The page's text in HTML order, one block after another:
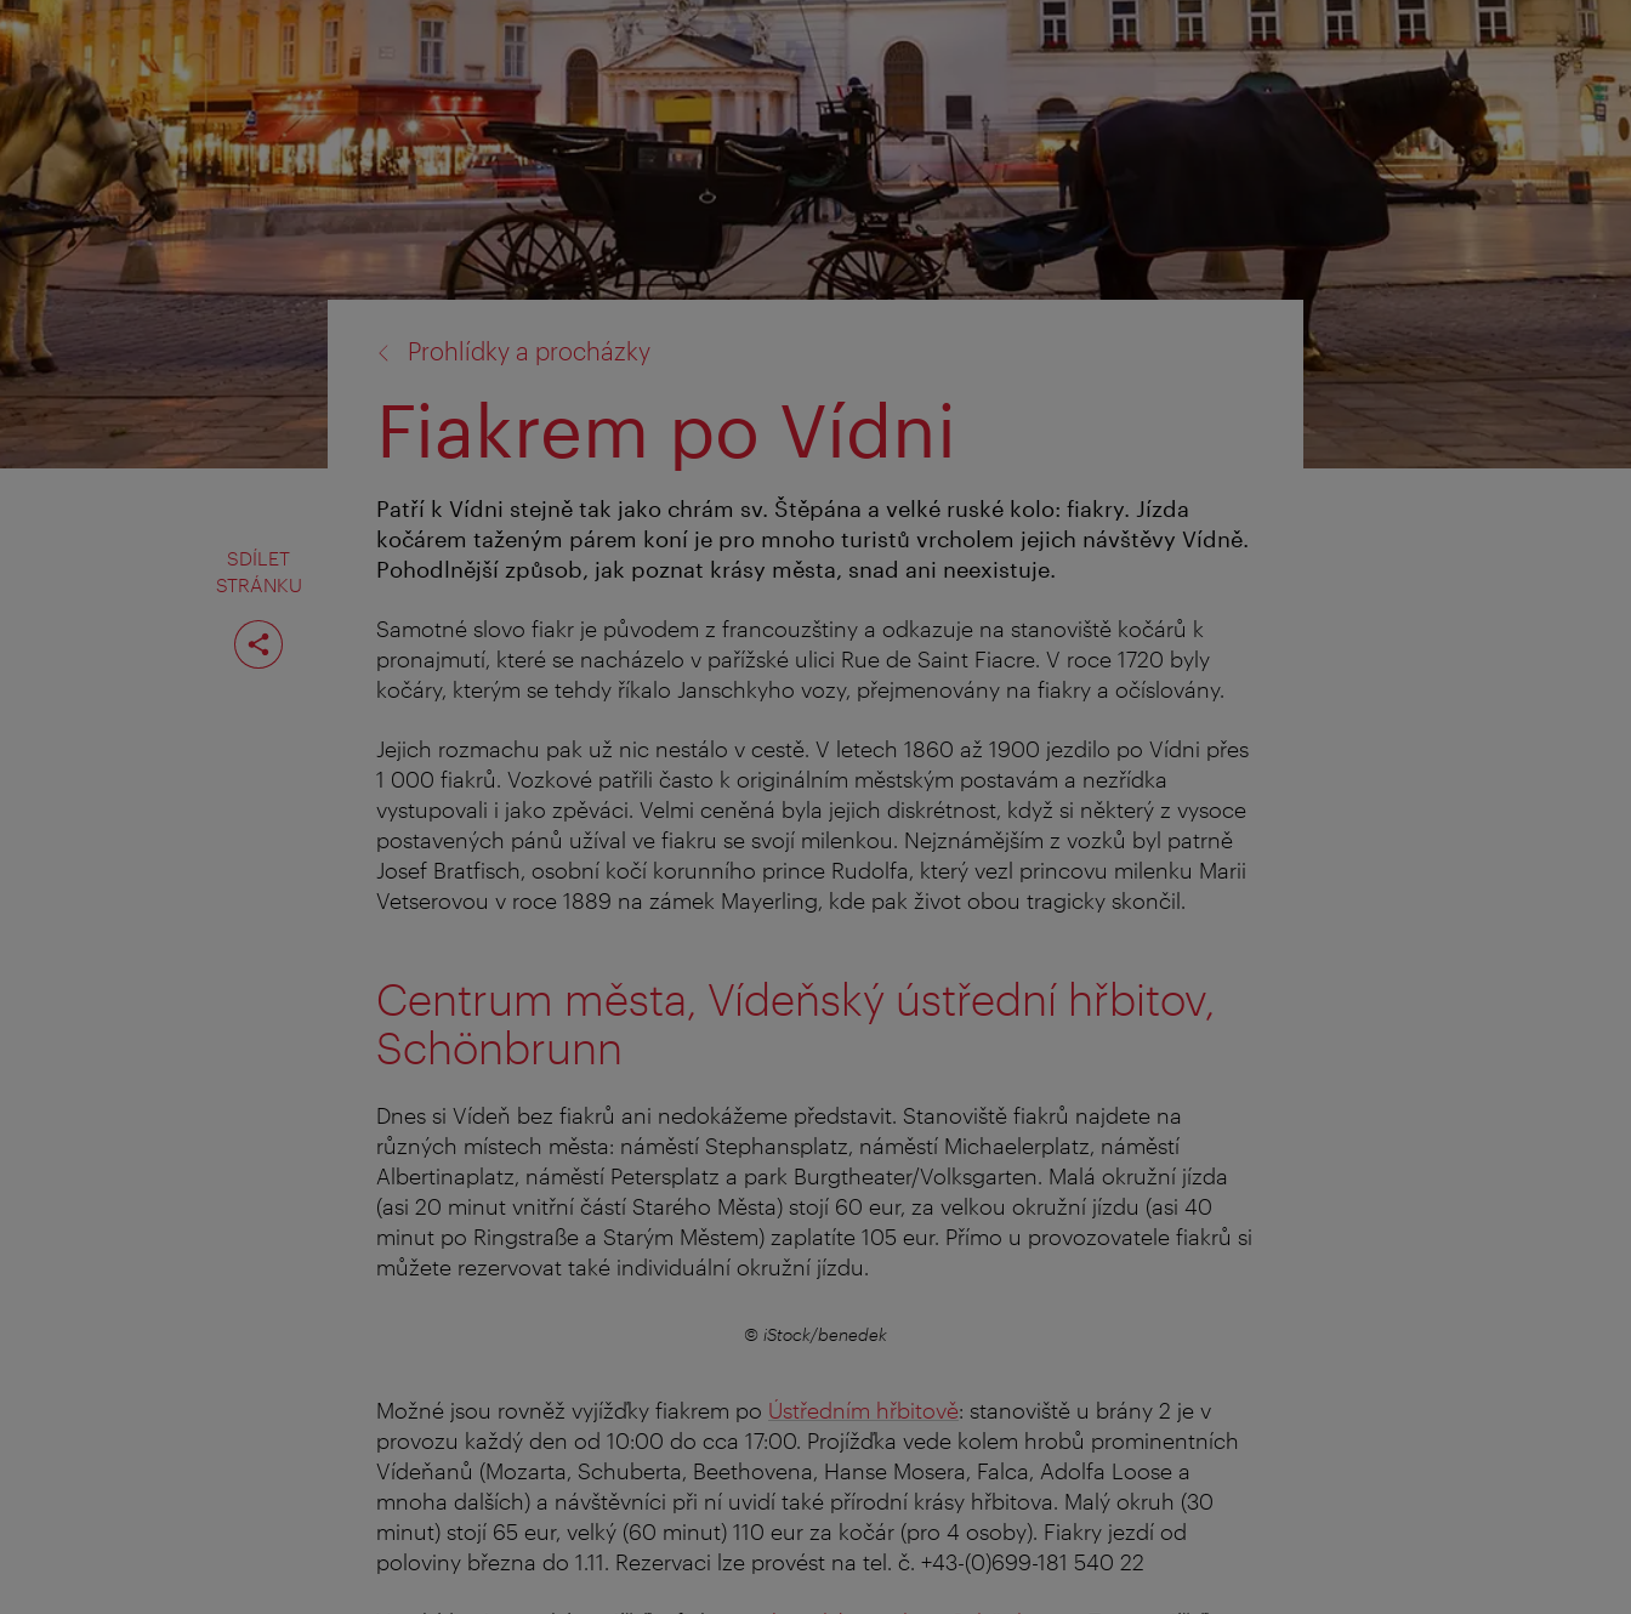
SDÍLET
STRÁNKU
Rozdělit
stranu
Prohlídky a procházky
Fiakrem po Vídni
Patří k Vídni stejně tak jako chrám sv. Štěpána a velké ruské kolo: fiakry. Jízda
kočárem taženým párem koní je pro mnoho turistů vrcholem jejich návštěvy Vídně.
Pohodlnější způsob, jak poznat krásy města, snad ani neexistuje.
Samotné slovo fiakr je původem z francouzštiny a odkazuje na stanoviště kočárů k
pronajmutí, které se nacházelo v pařížské ulici Rue de Saint Fiacre. V roce 1720 byly
kočáry, kterým se tehdy říkalo Janschkyho vozy, přejmenovány na fiakry a očíslovány.
Jejich rozmachu pak už nic nestálo v cestě. V letech 1860 až 1900 jezdilo po Vídni přes
1 000 fiakrů. Vozkové patřili často k originálním městským postavám a nezřídka
vystupovali i jako zpěváci. Velmi ceněná byla jejich diskrétnost, když si některý z vysoce
postavených pánů užíval ve fiakru se svojí milenkou. Nejznámějším z vozků byl patrně
Josef Bratfisch, osobní kočí korunního prince Rudolfa, který vezl princovu milenku Marii
Vetserovou v roce 1889 na zámek Mayerling, kde pak život obou tragicky skončil.
Centrum města, Vídeňský ústřední hřbitov,
Schönbrunn
Dnes si Vídeň bez fiakrů ani nedokážeme představit. Stanoviště fiakrů najdete na
různých místech města: náměstí Stephansplatz, náměstí Michaelerplatz, náměstí
Albertinaplatz, náměstí Petersplatz a park Burgtheater/Volksgarten. Malá okružní jízda
(asi 20 minut vnitřní částí Starého Města) stojí 60 eur, za velkou okružní jízdu (asi 40
minut po Ringstraße a Starým Městem) zaplatíte 105 eur. Přímo u provozovatele fiakrů si
můžete rezervovat také individuální okružní jízdu.
© iStock/benedek
Možné jsou rovněž vyjížďky fiakrem po Ústředním hřbitově: stanoviště u brány 2 je v
provozu každý den od 10:00 do cca 17:00. Projížďka vede kolem hrobů prominentních
Vídeňanů (Mozarta, Schuberta, Beethovena, Hanse Mosera, Falca, Adolfa Loose a
mnoha dalších) a návštěvníci při ní uvidí také přírodní krásy hřbitova. Malý okruh (30
minut) stojí 65 eur, velký (60 minut) 110 eur za kočár (pro 4 osoby). Fiakry jezdí od
poloviny března do 1.11. Rezervaci lze provést na tel. č. +43-(0)699-181 540 22